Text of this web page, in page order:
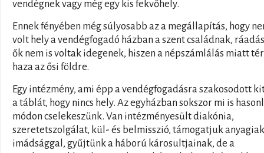
vendégnek vagy még egy kis fekvőhely.
Ennek fényében még súlyosabb az a megállapítás, hogy
volt hely a vendégfogadó házban a szent családnak,
ők nem is voltak idegenek, hiszen a népszámlálás miatt
haza az ősi földre.
Egy intézmény, ami épp a vendégfogadásra szakosodott
a táblát, hogy nincs hely. Az egyházban sokszor mi is
módon cselekeszünk. Van intézményesült diakónia,
szeretetszolgálat, kül- és belmisszió, támogatjuk
imádsággal, gyűjtünk a háború károsultjainak, de a